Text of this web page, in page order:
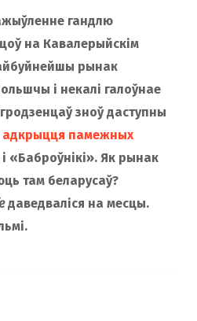
b
o
k
a
r
a
гандлю
на Кавалерыйскім
рынак
і некалі галоўнае
зноў даступны
адкрыцця памежных
«Баброўнікі». Як рынак
там беларусаў?
даведваліся на месцы.